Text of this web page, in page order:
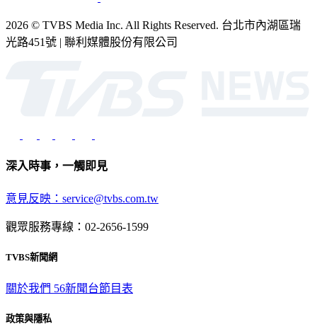
2026 © TVBS Media Inc. All Rights Reserved. 台北市內湖區瑞
光路451號 | 聯利媒體股份有限公司
深入時事，一觸即見
意見反映：service@tvbs.com.tw
觀眾服務專線：02-2656-1599
TVBS新聞網
關於我們 56新聞台節目表
政策與隱私